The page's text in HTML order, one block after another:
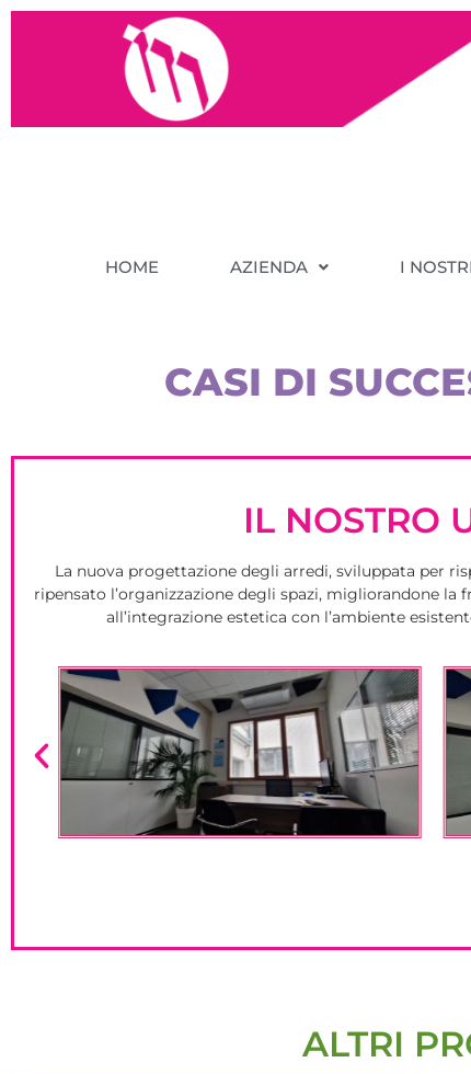
HOME AZIENDA I
CASI DI
IL NOSTRO
La nuova progettazione degli arredi, sviluppata per
ripensato l’organizzazione degli spazi, migliorandone
all’integrazione estetica con l’ambiente
ALTRI